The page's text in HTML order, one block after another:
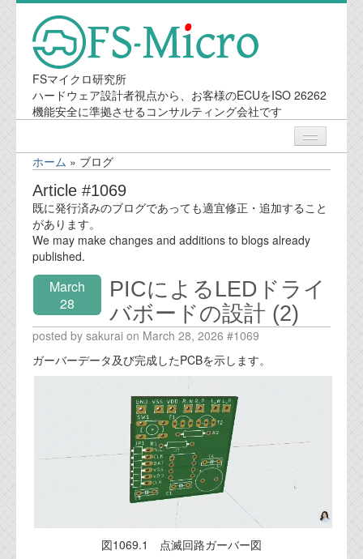
FSマイクロ研究所
ハードウェア設計者視点から、お客様のECUをISO 26262
機能安全に準拠させるコンサルティング会社です
ニュース
業務内容
会社案内
会社概要
代表ご挨拶
設計ブログ
ホーム » ブログ
Article #1069
既に発行済みのブログであっても適宜修正・追加すること
があります。
We may make changes and additions to blogs already
published.
March
28
PICによるLEDドライ
バボードの設計 (2)
posted by sakurai on March 28, 2026 #1069
ガーバーデータ及び完成したPCBを示します。
図1069.1 点滅回路ガーバー図